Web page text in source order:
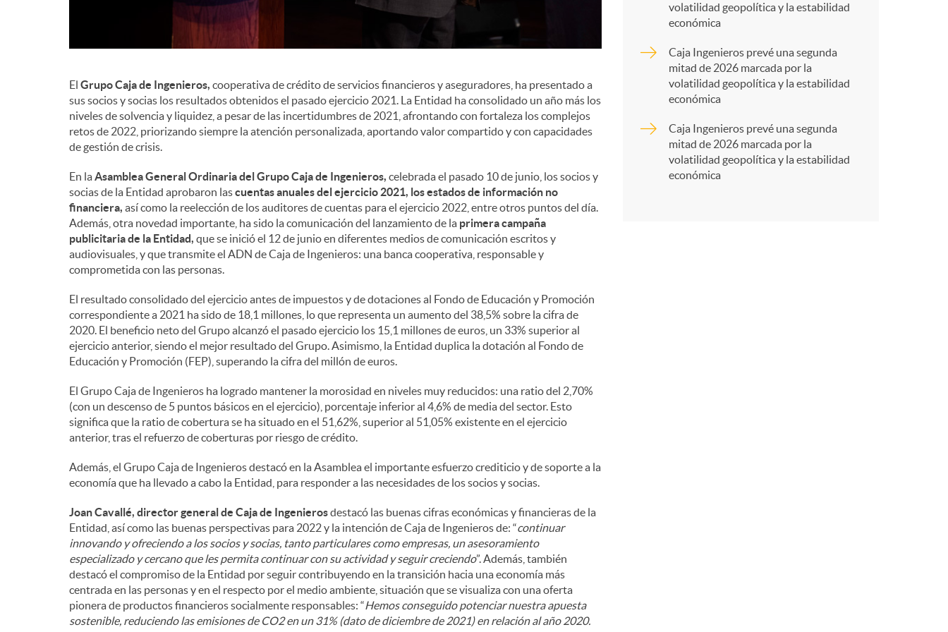
El Grupo Caja de Ingenieros, cooperativa de crédito de servicios financieros y aseguradores, ha presentado a
sus socios y socias los resultados obtenidos el pasado ejercicio 2021. La Entidad ha consolidado un año más los
niveles de solvencia y liquidez, a pesar de las incertidumbres de 2021, afrontando con fortaleza los complejos
retos de 2022, priorizando siempre la atención personalizada, aportando valor compartido y con capacidades
de gestión de crisis.
En laAsamblea General Ordinaria del Grupo Caja de Ingenieros, celebrada el pasado 10 de junio, los socios y
socias de la Entidad aprobaron lascuentas anuales del ejercicio 2021, los estados de información no
financiera, así como la reelección de los auditores de cuentas para el ejercicio 2022, entre otros puntos del día.
Además, otra novedad importante, ha sido la comunicación del lanzamiento de la primera campaña
publicitaria de la Entidad, que se inició el 12 de junio en diferentes medios de comunicación escritos y
audiovisuales, y que transmite el ADN de Caja de Ingenieros: una banca cooperativa, responsable y
comprometida con las personas.
El resultado consolidado del ejercicio antes de impuestos y de dotaciones al Fondo de Educación y Promoción
correspondiente a 2021 ha sido de 18,1 millones, lo que representa un aumento del 38,5% sobre la cifra de
2020. El beneficio neto del Grupo alcanzó el pasado ejercicio los 15,1 millones de euros, un 33% superior al
ejercicio anterior, siendo el mejor resultado del Grupo. Asimismo, la Entidad duplica la dotación al Fondo de
Educación y Promoción (FEP), superando la cifra del millón de euros.
El Grupo Caja de Ingenieros ha logrado mantener la morosidad en niveles muy reducidos: una ratio del 2,70%
(con un descenso de 5 puntos básicos en el ejercicio), porcentaje inferior al 4,6% de media del sector. Esto
significa que la ratio de cobertura se ha situado en el 51,62%, superior al 51,05% existente en el ejercicio
anterior, tras el refuerzo de coberturas por riesgo de crédito.
Además, el Grupo Caja de Ingenieros destacó en la Asamblea el importante esfuerzo crediticio y de soporte a la
economía que ha llevado a cabo la Entidad, para responder a las necesidades de los socios y socias.
Joan Cavallé, director general de Caja de Ingenierosdestacó las buenas cifras económicas y financieras de la
Entidad, así como las buenas perspectivas para 2022 y la intención de Caja de Ingenieros de: “continuar
innovando y ofreciendo a los socios y socias, tanto particulares como empresas, un asesoramiento
especializado y cercano que les permita continuar con su actividad y seguir creciendo”. Además, también
destacó el compromiso de la Entidad por seguir contribuyendo en la transición hacia una economía más
centrada en las personas y en el respecto por el medio ambiente, situación que se visualiza con una oferta
pionera de productos financieros socialmente responsables: “Hemos conseguido potenciar nuestra apuesta
sostenible, reduciendo las emisiones de CO2 en un 31% (dato de diciembre de 2021) en relación al año 2020.
volatilidad geopolítica y la estabilidad
económica
Caja Ingenieros prevé una segunda
mitad de 2026 marcada por la
volatilidad geopolítica y la estabilidad
económica
Caja Ingenieros prevé una segunda
mitad de 2026 marcada por la
volatilidad geopolítica y la estabilidad
económica